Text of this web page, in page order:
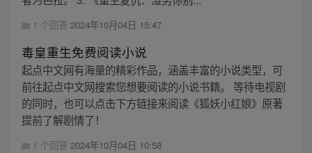
1 个回答 2024年10月04日 15:47
毒皇重生免费阅读小说
起点中文网有海量的精彩作品，涵盖丰富的小说类型，可
前往起点中文网搜索您想要阅读的小说书籍。 等待电视剧
的同时，也可以点击下方链接来阅读《狐妖小红娘》原著
提前了解剧情了！
1 个回答 2024年10月04日 10:58